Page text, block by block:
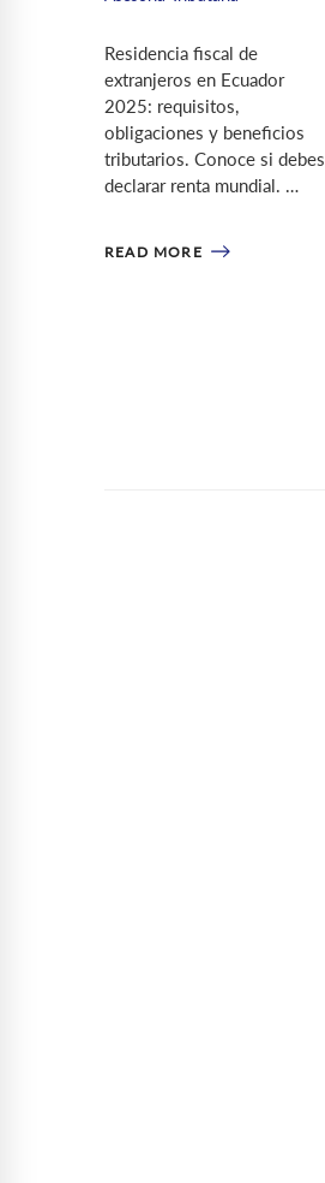
Residencia fiscal de
extranjeros en Ecuador
2025: requisitos,
obligaciones y beneficios
tributarios. Conoce si debes
declarar renta mundial. …
READ MORE